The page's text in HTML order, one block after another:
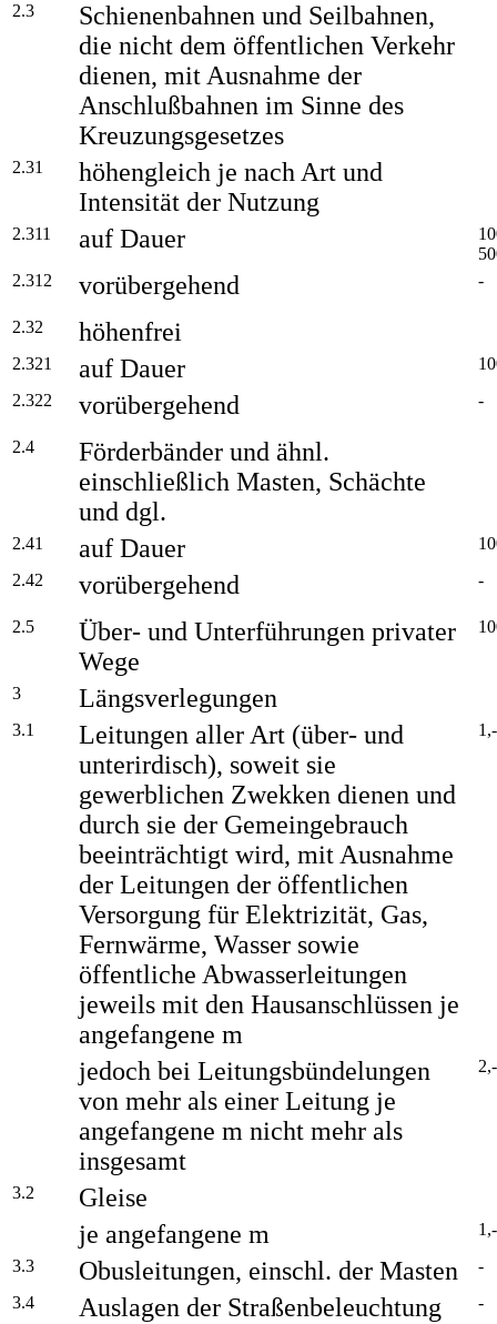
2.3
Schienenbahnen und Seilbahnen,
die nicht dem öffentlichen Verkehr
dienen, mit Ausnahme der
Anschlußbahnen im Sinne des
Kreuzungsgesetzes
2.31
höhengleich je nach Art und
Intensität der Nutzung
2.311 auf Dauer
2.312
vorübergehend -
2.32 höhenfrei
2.321 auf Dauer
2.322
vorübergehend -
2.4
Förderbänder und ähnl.
einschließlich Masten, Schächte
und dgl.
2.41 auf Dauer
2.42
vorübergehend -
2.5
Über- und Unterführungen privater
Wege
3 Längsverlegungen
3.1
Leitungen aller Art (über- und
unterirdisch), soweit sie
gewerblichen Zwekken dienen und
durch sie der Gemeingebrauch
beeinträchtigt wird, mit Ausnahme
der Leitungen der öffentlichen
Versorgung für Elektrizität, Gas,
Fernwärme, Wasser sowie
öffentliche Abwasserleitungen
jeweils mit den Hausanschlüssen je
angefangene m
1,-
jedoch bei Leitungsbündelungen
von mehr als einer Leitung je
angefangene m nicht mehr als
insgesamt
2,-
3.2
Gleise
je angefangene m
1,-
3.3
Obusleitungen, einschl. der Masten
-
3.4
Auslagen der Straßenbeleuchtung -